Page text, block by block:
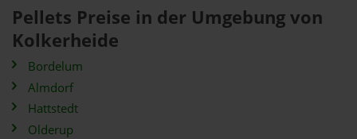
Pellets Preise in der Umgebung von
Kolkerheide
Bordelum
Almdorf
Hattstedt
Olderup